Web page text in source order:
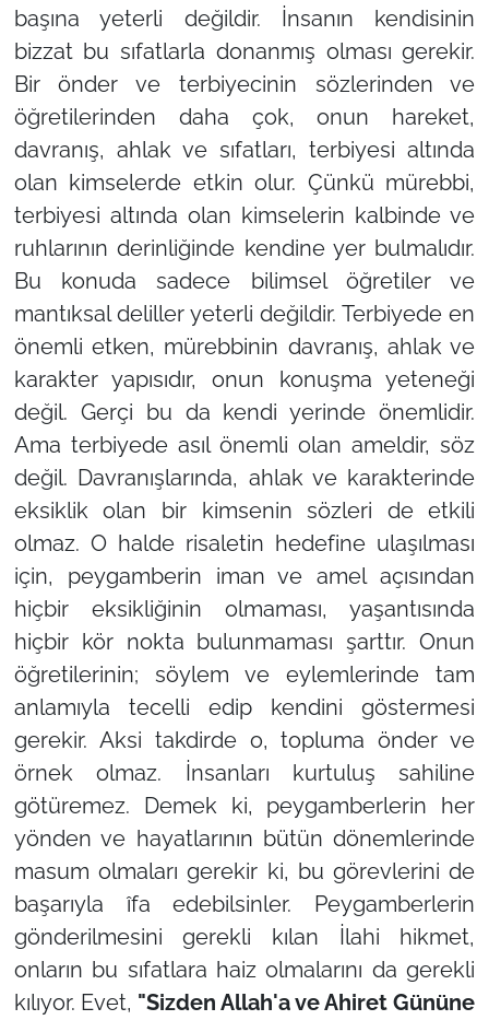
başına yeterli değildir. İnsanın kendisinin
bizzat bu sıfatlarla donanmış olması gerekir.
Bir önder ve terbiyecinin sözlerinden ve
öğretilerinden daha çok, onun hareket,
davranış, ahlak ve sıfatları, terbiyesi altında
olan kimselerde etkin olur. Çünkü mürebbi,
terbiyesi altında olan kimselerin kalbinde ve
ruhlarının derinliğinde kendine yer bulmalıdır.
Bu konuda sadece bilimsel öğretiler ve
mantıksal deliller yeterli değildir. Terbiyede en
önemli etken, mürebbinin davranış, ahlak ve
karakter yapısıdır, onun konuşma yeteneği
değil. Gerçi bu da kendi yerinde önemlidir.
Ama terbiyede asıl önemli olan ameldir, söz
değil. Davranışlarında, ahlak ve karakterinde
eksiklik olan bir kimsenin sözleri de etkili
olmaz. O halde risaletin hedefine ulaşılması
için, peygamberin iman ve amel açısından
hiçbir eksikliğinin olmaması, yaşantısında
hiçbir kör nokta bulunmaması şarttır. Onun
öğretilerinin; söylem ve eylemlerinde tam
anlamıyla tecelli edip kendini göstermesi
gerekir. Aksi takdirde o, topluma önder ve
örnek olmaz. İnsanları kurtuluş sahiline
götüremez. Demek ki, peygamberlerin her
yönden ve hayatlarının bütün dönemlerinde
masum olmaları gerekir ki, bu görevlerini de
başarıyla îfa edebilsinler. Peygamberlerin
gönderilmesini gerekli kılan İlahi hikmet,
onların bu sıfatlara haiz olmalarını da gerekli
kılıyor. Evet, "Sizden Allah'a ve Ahiret Gününe